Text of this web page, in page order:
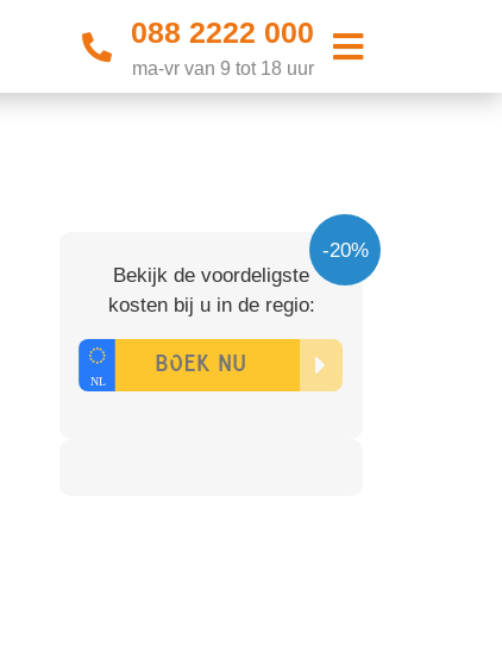
088 2222 000
ma-vr van 9 tot 18 uur
-20%
Bekijk de voordeligste
kosten bij u in de regio: